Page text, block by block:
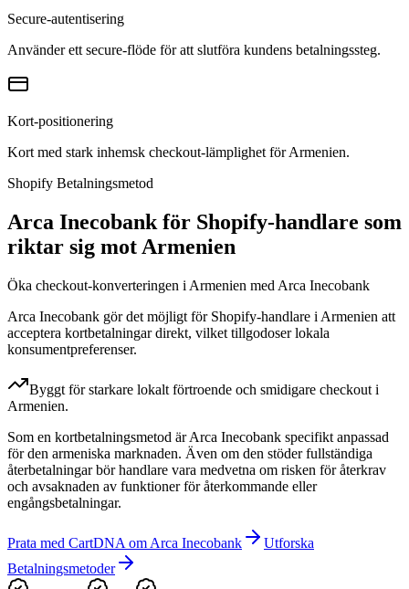
Secure-autentisering
Använder ett secure-flöde för att slutföra kundens betalningssteg.
Kort-positionering
Kort med stark inhemsk checkout-lämplighet för Armenien.
Shopify Betalningsmetod
Arca Inecobank för Shopify-handlare som
riktar sig mot Armenien
Öka checkout-konverteringen i Armenien med Arca Inecobank
Arca Inecobank gör det möjligt för Shopify-handlare i Armenien att
acceptera kortbetalningar direkt, vilket tillgodoser lokala
konsumentpreferenser.
Byggt för starkare lokalt förtroende och smidigare checkout i
Armenien.
Som en kortbetalningsmetod är Arca Inecobank specifikt anpassad
för den armeniska marknaden. Även om den stöder fullständiga
återbetalningar bör handlare vara medvetna om risken för återkrav
och avsaknaden av funktioner för återkommande eller
engångsbetalningar.
Prata med CartDNA om Arca Inecobank
Utforska
Betalningsmetoder